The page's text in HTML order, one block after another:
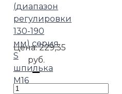
(диапазон
регулировки
130-190
мм) серия
S
шпилька
М16
Цена:229,35
руб.